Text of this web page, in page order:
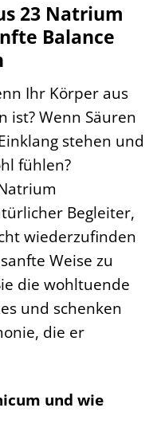
23 Natrium
Balance
Ihr Körper aus
ist? Wenn Säuren
stehen und
fühlen?
Begleiter,
wiederzufinden
Weise zu
die wohltuende
und schenken
die er
und wie